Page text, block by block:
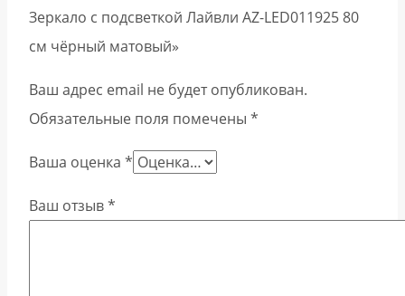
Зеркало с подсветкой Лайвли АZ-LED011925 80
см чёрный матовый»
Ваш адрес email не будет опубликован.
Обязательные поля помечены *
Ваша оценка *
Ваш отзыв*